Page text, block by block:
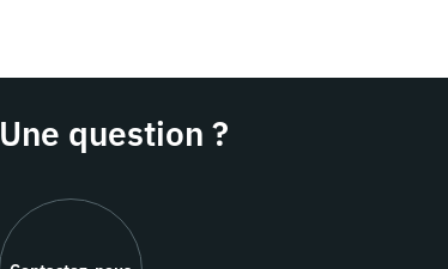
Une question ?